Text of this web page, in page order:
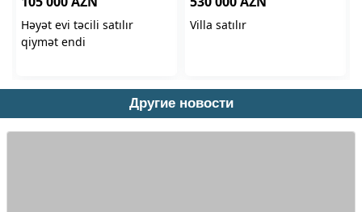
Другие новости